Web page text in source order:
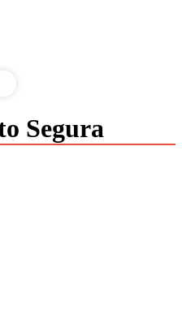
Segura